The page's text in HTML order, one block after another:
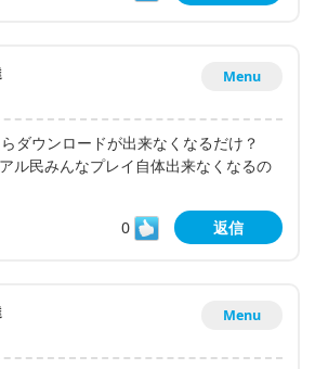
Menu
ダウンロードが出来なくなるだけ？
ル民みんなプレイ自体出来なくなるの
0
返信
Menu